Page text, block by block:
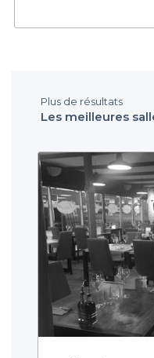
Plus de résultats
Les meilleures